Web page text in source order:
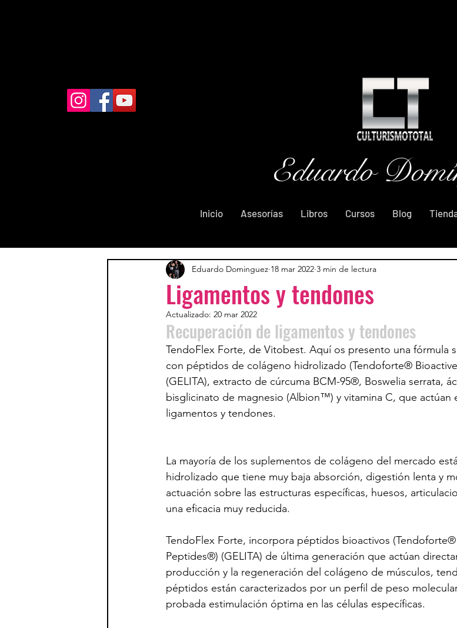
Eduardo
Inicio Asesorías Libros Cursos Blog
Ligamentos y tendones
Eduardo Dominguez 18 mar 2022 3 min de lectura
Actualizado: 20 mar 2022
Recuperación de ligamentos y tendones
TendoFlex Forte, de Vitobest. Aquí os presento una fórmula
con péptidos de colágeno hidrolizado (Tendoforte®
(GELITA), extracto de cúrcuma BCM-95®, Boswelia serrata,
bisglicinato de magnesio (Albion™) y vitamina C, que actúan
ligamentos y tendones.
La mayoría de los suplementos de colágeno del mercado
hidrolizado que tiene muy baja absorción, digestión lenta y
actuación sobre las estructuras específicas, huesos,
una eficacia muy reducida.
TendoFlex Forte, incorpora péptidos bioactivos
Peptides®) (GELITA) de última generación que actúan
producción y la regeneración del colágeno de músculos,
péptidos están caracterizados por un perfil de peso
probada estimulación óptima en las células específicas.